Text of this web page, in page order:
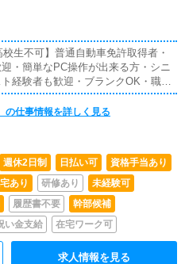
ャストさんに安心してもらい最大限
めます！！〇会議今後の展開や向上
。自分の企画提案などで結果が出た
がり大きな自信と評価になりま
生不可】普通自動車免許取得者・
・簡単なPC操作が出来る方・シニ
経験者も歓迎・ブランクOK・職種
歓迎;※出来なくても丁寧に指導し
験・アパレル 美容師 飲食店 接客
経験・テレアポなどの電話対応経
経験が活きる仕事です！！
の仕事情報を詳しく見る
週休2日制 日払い可
資格手当あり
あり 研修あり
未経験可
履歴書不要
幹部候補
い金支給 在宅ワーク可
求人情報を見る